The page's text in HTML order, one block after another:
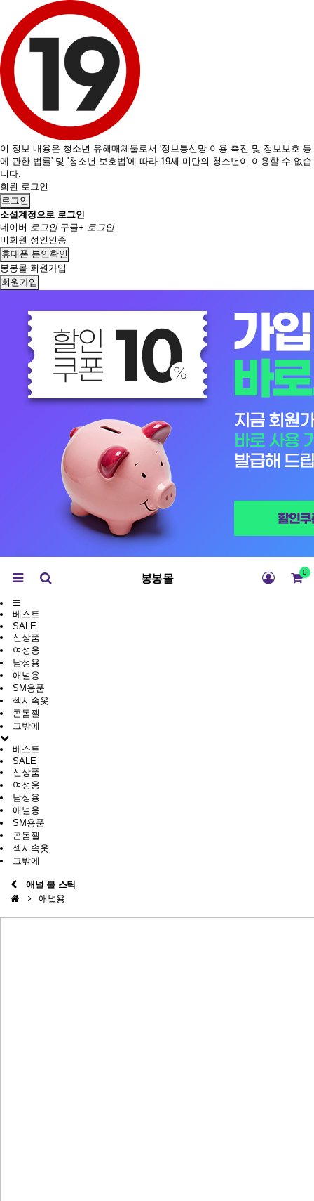
이 정보 내용은 청소년 유해매체물로서 '정보통신망 이용 촉진 및 정보보호 등
에 관한 법률' 및 '청소년 보호법'에 따라 19세 미만의 청소년이 이용할 수 없습
니다.
회원 로그인
로그인
소셜계정으로 로그인
네이버 로그인 구글+ 로그인
비회원 성인인증
휴대폰 본인확인
봉봉몰 회원가입
회원가입
봉봉몰 0
베스트
SALE
신상품
여성용
남성용
애널용
SM용품
섹시속옷
콘돔젤
그밖에
베스트
SALE
신상품
여성용
남성용
애널용
SM용품
콘돔젤
섹시속옷
그밖에
애널 볼 스틱
애널용